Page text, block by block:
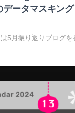
データマスキン
5月振り返りブログ